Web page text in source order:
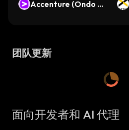
tor ETF (bStocks To
Accenture (Ondo T
团队更新
面向开发者和 AI 代理